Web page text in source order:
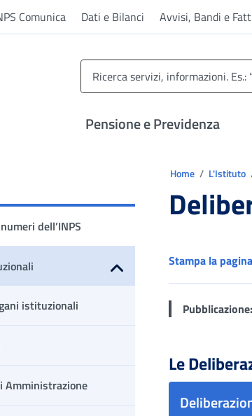
Comunica Dati e Bilanci Avvisi, Bandi e
Pensione e Previdenza
dell’INPS
Apri sottomenu
istituzionali
Amministrazione
Home L'Istituto
Stampa la pagina
Pubblicazione:
Le